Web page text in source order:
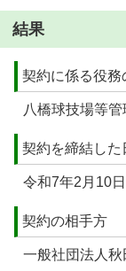
結果
契約に係る役務
八橋球技場等
契約を締結した
令和7年2月10日
契約の相手方
一般社団法人